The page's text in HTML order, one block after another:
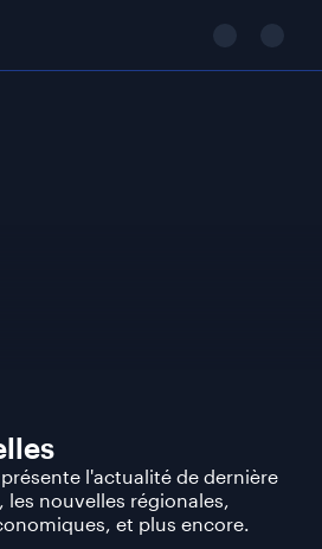
l'actualité de dernière
les nouvelles régionales,
et plus encore.